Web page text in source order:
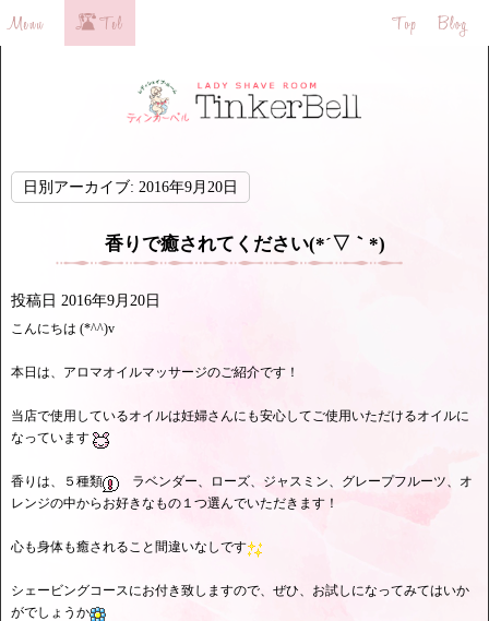
日別アーカイブ: 2016年9月20日
香りで癒されてください(*´▽｀*)
投稿日 2016年9月20日
こんにちは (*^^)v
本日は、アロマオイルマッサージのご紹介です！
当店で使用しているオイルは妊婦さんにも安心してご使用いただけるオイルに
なっています
香りは、５種類
ラベンダー、ローズ、ジャスミン、グレープフルーツ、オ
レンジの中からお好きなもの１つ選んでいただきます！
心も身体も癒されること間違いなしです
シェービングコースにお付き致しますので、ぜひ、お試しになってみてはいか
がでしょうか